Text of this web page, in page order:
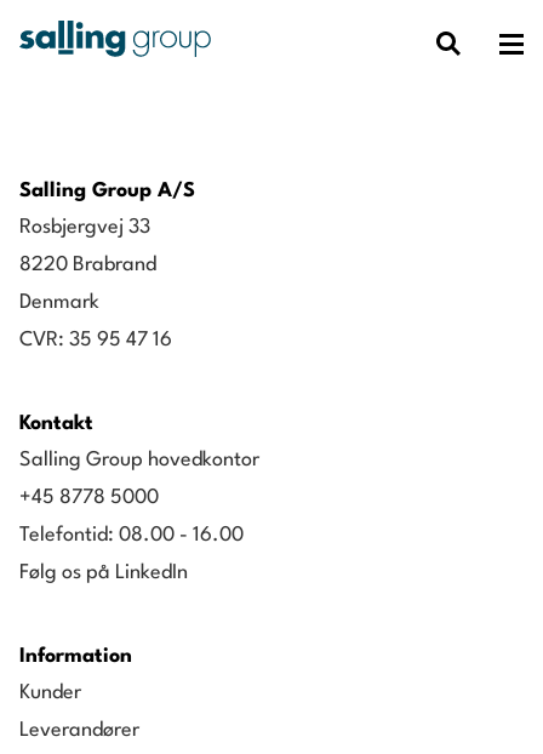
Salling Group A/S
Rosbjergvej 33
8220 Brabrand
Denmark
CVR: 35 95 47 16
Kontakt
Salling Group hovedkontor
+45 8778 5000
Telefontid: 08.00 - 16.00
Følg os på LinkedIn
Information
Kunder
Leverandører